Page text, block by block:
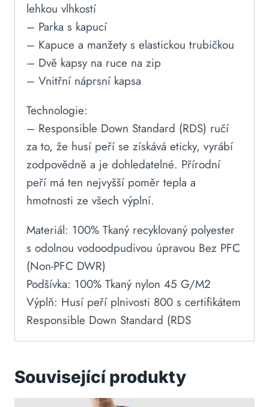
lehkou vlhkostí
– Parka s kapucí
– Kapuce a manžety s elastickou trubičkou
– Dvě kapsy na ruce na zip
– Vnitřní náprsní kapsa
Technologie:
– Responsible Down Standard (RDS) ručí
za to, že husí peří se získává eticky, vyrábí
zodpovědně a je dohledatelné. Přírodní
peří má ten nejvyšší poměr tepla a
hmotnosti ze všech výplní.
Materiál: 100% Tkaný recyklovaný polyester
s odolnou vodoodpudivou úpravou Bez PFC
(Non-PFC DWR)
Podšívka: 100% Tkaný nylon 45 G/M2
Výplň: Husí peří plnivosti 800 s certifikátem
Responsible Down Standard (RDS
Související produkty